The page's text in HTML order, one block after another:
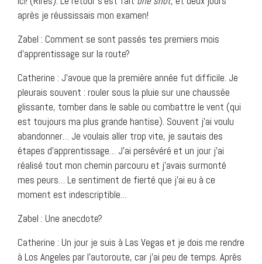
après je réussissais mon examen!
Zabel : Comment se sont passés tes premiers mois
d’apprentissage sur la route?
Catherine : J’avoue que la première année fut difficile. Je
pleurais souvent : rouler sous la pluie sur une chaussée
glissante, tomber dans le sable ou combattre le vent (qui
est toujours ma plus grande hantise). Souvent j’ai voulu
abandonner… Je voulais aller trop vite, je sautais des
étapes d’apprentissage… J’ai persévéré et un jour j’ai
réalisé tout mon chemin parcouru et j’avais surmonté
mes peurs… Le sentiment de fierté que j’ai eu à ce
moment est indescriptible…
Zabel : Une anecdote?
Catherine : Un jour je suis à Las Vegas et je dois me rendre
à Los Angeles par l’autoroute, car j’ai peu de temps. Après